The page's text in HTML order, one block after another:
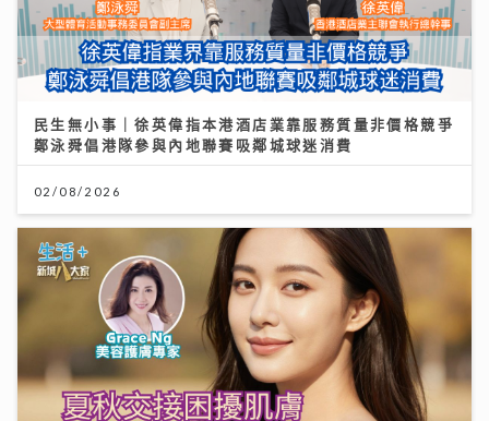
民生無小事｜徐英偉指本港酒店業靠服務質量非價格競爭
鄭泳舜倡港隊參與內地聯賽吸鄰城球迷消費
02/08/2026